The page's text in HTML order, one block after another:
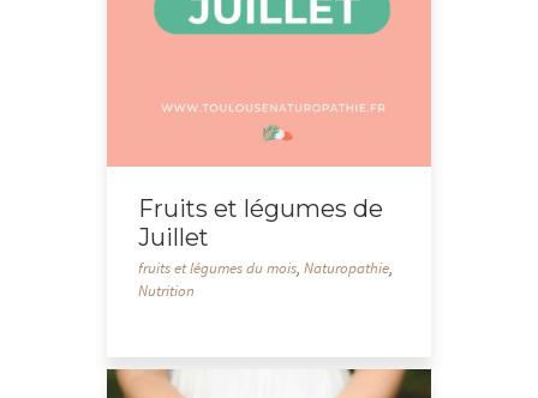
Fruits et légumes de
Juillet
fruits et légumes du mois,Naturopathie,
Nutrition